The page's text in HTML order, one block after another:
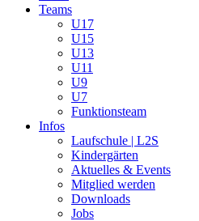
Teams
U17
U15
U13
U11
U9
U7
Funktionsteam
Infos
Laufschule | L2S
Kindergärten
Aktuelles & Events
Mitglied werden
Downloads
Jobs